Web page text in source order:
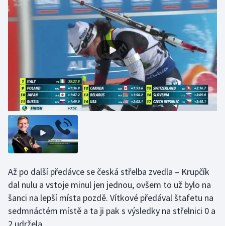
Olympijské hry
Plážový volejbal
Ragby
Rychlobruslení
Short track
Sportovní střelba
Až po další předávce se česká střelba zvedla – Krupčík
dal nulu a vstoje minul jen jednou, ovšem to už bylo na
šanci na lepší místa pozdě. Vítkové předával štafetu na
sedmnáctém místě a ta ji pak s výsledky na střelnici 0 a
2 udržela.